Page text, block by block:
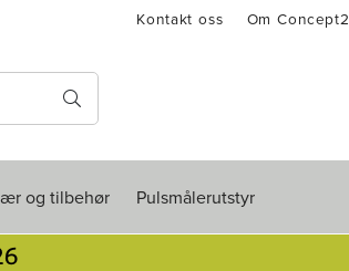
Kontakt oss Om Concept2
og tilbehør Pulsmålerutstyr